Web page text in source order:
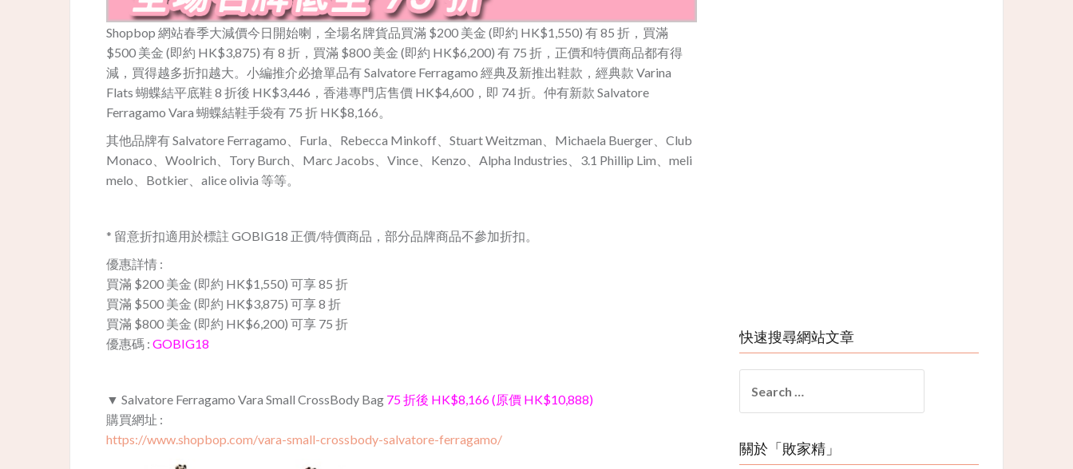
Shopbop 網站春季大減價今日開始喇，全場名牌貨品買滿 $200 美金 (即約 HK$1,550) 有 85 折，買滿
$500 美金 (即約 HK$3,875) 有 8 折，買滿 $800 美金 (即約 HK$6,200) 有 75 折，正價和特價商品都有得
減，買得越多折扣越大。小編推介必搶單品有 Salvatore Ferragamo 經典及新推出鞋款，經典款 Varina
Flats 蝴蝶結平底鞋 8 折後 HK$3,446，香港專門店售價 HK$4,600，即 74 折。仲有新款 Salvatore
Ferragamo Vara 蝴蝶結鞋手袋有 75 折 HK$8,166。
其他品牌有 Salvatore Ferragamo、Furla、Rebecca Minkoff、Stuart Weitzman、Michaela Buerger、Club
Monaco、Woolrich、Tory Burch、Marc Jacobs、Vince、Kenzo、Alpha Industries、3.1 Phillip Lim、meli
melo、Botkier、alice olivia 等等。
* 留意折扣適用於標註 GOBIG18 正價/特價商品，部分品牌商品不參加折扣。
優惠詳情 :
買滿 $200 美金 (即約 HK$1,550) 可享 85 折
買滿 $500 美金 (即約 HK$3,875) 可享 8 折
買滿 $800 美金 (即約 HK$6,200) 可享 75 折
優惠碼 : GOBIG18
▼ Salvatore Ferragamo Vara Small CrossBody Bag 75 折後 HK$8,166 (原價 HK$10,888)
購買網址 :
https://www.shopbop.com/vara-small-crossbody-salvatore-ferragamo/
快速搜尋網站文章
for:
關於「敗家精」